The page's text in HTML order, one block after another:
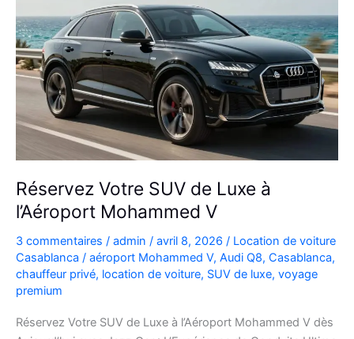
charme,
pratiques
et
bons
plans
Réservez Votre SUV de Luxe à
l’Aéroport Mohammed V
3 commentaires / admin / avril 8, 2026 / Location de voiture
Casablanca / aéroport Mohammed V, Audi Q8, Casablanca,
chauffeur privé, location de voiture, SUV de luxe, voyage
premium
Réservez Votre SUV de Luxe à l’Aéroport Mohammed V dès